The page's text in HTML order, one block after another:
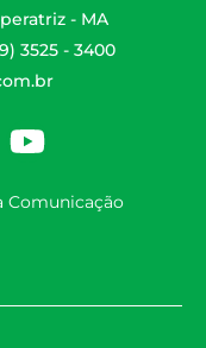
- MA
3525 - 3400
Comunicação